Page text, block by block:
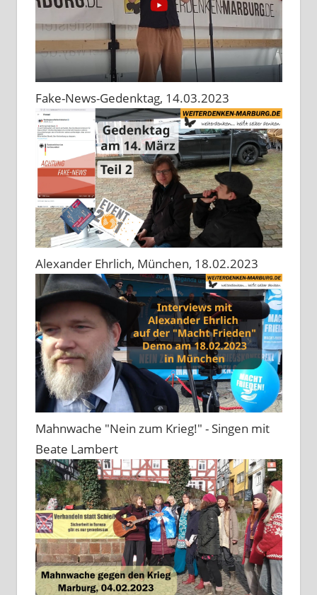
Fake-News-Gedenktag, 14.03.2023
Alexander Ehrlich, München, 18.02.2023
Mahnwache "Nein zum Krieg!" - Singen mit
Beate Lambert